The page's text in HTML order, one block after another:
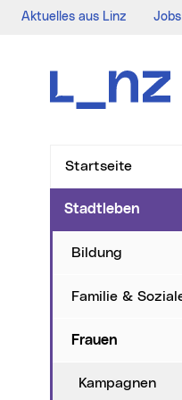
Aktuelles aus Linz Jobs
Startseite
Stadtleben
Bildung
Familie &
Frauen
Kampagnen